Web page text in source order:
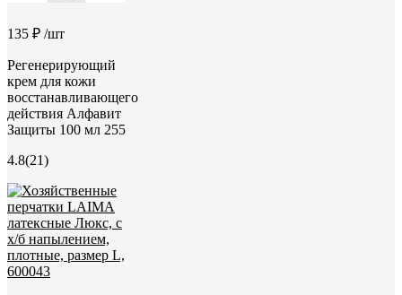
135 ₽ /шт
Регенерирующий
крем для кожи
восстанавливающего
действия Алфавит
Защиты 100 мл 255
4.8(21)